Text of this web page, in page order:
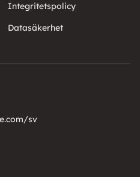
Integritetspolicy
Datasäkerhet
sv